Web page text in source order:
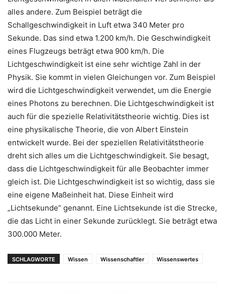
alles andere. Zum Beispiel beträgt die
Schallgeschwindigkeit in Luft etwa 340 Meter pro
Sekunde. Das sind etwa 1.200 km/h. Die Geschwindigkeit
eines Flugzeugs beträgt etwa 900 km/h. Die
Lichtgeschwindigkeit ist eine sehr wichtige Zahl in der
Physik. Sie kommt in vielen Gleichungen vor. Zum Beispiel
wird die Lichtgeschwindigkeit verwendet, um die Energie
eines Photons zu berechnen. Die Lichtgeschwindigkeit ist
auch für die spezielle Relativitätstheorie wichtig. Dies ist
eine physikalische Theorie, die von Albert Einstein
entwickelt wurde. Bei der speziellen Relativitätstheorie
dreht sich alles um die Lichtgeschwindigkeit. Sie besagt,
dass die Lichtgeschwindigkeit für alle Beobachter immer
gleich ist. Die Lichtgeschwindigkeit ist so wichtig, dass sie
eine eigene Maßeinheit hat. Diese Einheit wird
„Lichtsekunde“ genannt. Eine Lichtsekunde ist die Strecke,
die das Licht in einer Sekunde zurücklegt. Sie beträgt etwa
300.000 Meter.
SCHLAGWORTE Wissen Wissenschaftler Wissenswertes